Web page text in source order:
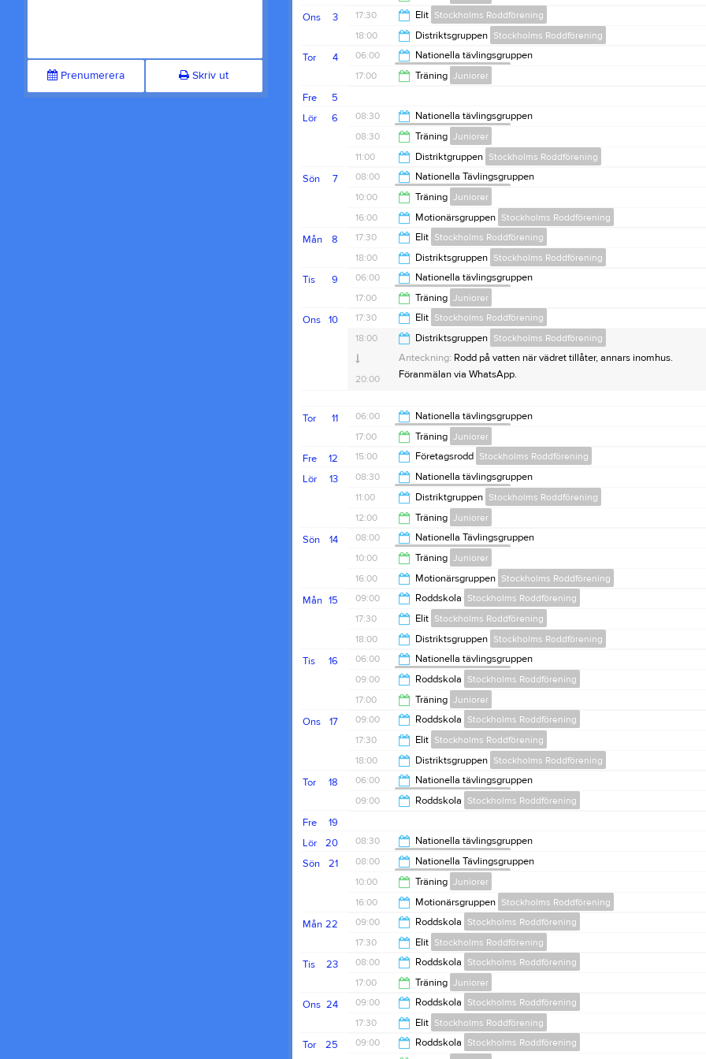
Prenumerera Skriv ut
08:00
19:00
3
Ons 17:30 Elit Stockholms Roddförening
20:00
18:00 Distriktsgruppen Stockholms Roddförening
20:00
4
Tor 06:00
Nationella tävlingsgruppen
Stockholms Roddförening
17:00 Träning Juniorer
19:00
5
Fre
6
Lör 08:30
Nationella tävlingsgruppen
Stockholms Roddförening
11:00
08:30 Träning Juniorer
15:00
11:00 Distriktgruppen Stockholms Roddförening
13:00
7
Sön 08:00
Nationella Tävlingsgruppen
Stockholms Roddförening
10:00
10:00 Träning Juniorer
12:00
16:00 Motionärsgruppen Stockholms Roddförening
18:00
8
Mån 17:30 Elit Stockholms Roddförening
20:00
18:00 Distriktsgruppen Stockholms Roddförening
20:00
9
Tis 06:00
Nationella tävlingsgruppen
Stockholms Roddförening
08:00
17:00 Träning Juniorer
19:00
10
Ons 17:30 Elit Stockholms Roddförening
20:00
18:00 Distriktsgruppen Stockholms Roddförening
20:00
Anteckning: Rodd på vatten när vädret tillåter, annars inomhus.
Föranmälan via WhatsApp.
11
Tor 06:00
Nationella tävlingsgruppen
Stockholms Roddförening
08:00
17:00 Träning Juniorer
19:00
12
Fre 15:00 Företagsrodd Stockholms Roddförening
18:00
13
Lör 08:30
Nationella tävlingsgruppen
Stockholms Roddförening
11:00
11:00 Distriktgruppen Stockholms Roddförening
13:00
12:00 Träning Juniorer
14:00
14
Sön 08:00
Nationella Tävlingsgruppen
Stockholms Roddförening
10:00
10:00 Träning Juniorer
12:00
16:00 Motionärsgruppen Stockholms Roddförening
18:00
15
Mån 09:00 Roddskola Stockholms Roddförening
15:00
17:30 Elit Stockholms Roddförening
20:00
18:00 Distriktsgruppen Stockholms Roddförening
20:00
16
Tis 06:00
Nationella tävlingsgruppen
Stockholms Roddförening
08:00
09:00 Roddskola Stockholms Roddförening
15:00
17:00 Träning Juniorer
19:00
17
Ons 09:00 Roddskola Stockholms Roddförening
15:00
17:30 Elit Stockholms Roddförening
20:00
18:00 Distriktsgruppen Stockholms Roddförening
20:00
18
Tor 06:00
Nationella tävlingsgruppen
Stockholms Roddförening
09:00 Roddskola Stockholms Roddförening
15:00
19
Fre
20
Lör 08:30
Nationella tävlingsgruppen
Stockholms Roddförening
11:00
21
Sön 08:00
Nationella Tävlingsgruppen
Stockholms Roddförening
10:00
10:00 Träning Juniorer
12:00
16:00 Motionärsgruppen Stockholms Roddförening
18:00
22
Mån 09:00 Roddskola Stockholms Roddförening
15:00
17:30 Elit Stockholms Roddförening
20:00
23
Tis 08:00 Roddskola Stockholms Roddförening
15:00
17:00 Träning Juniorer
19:00
24
Ons 09:00 Roddskola Stockholms Roddförening
15:00
17:30 Elit Stockholms Roddförening
25
Tor 09:00 Roddskola Stockholms Roddförening